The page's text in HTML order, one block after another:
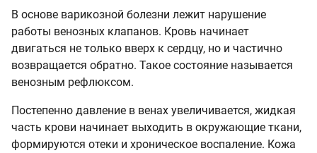
В основе варикозной болезни лежит нарушение
работы венозных клапанов. Кровь начинает
двигаться не только вверх к сердцу, но и частично
возвращается обратно. Такое состояние называется
венозным рефлюксом.
Постепенно давление в венах увеличивается, жидкая
часть крови начинает выходить в окружающие ткани,
формируются отеки и хроническое воспаление. Кожа